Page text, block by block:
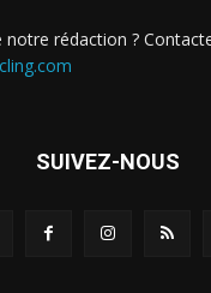
notre rédaction ?
SUIVEZ-NOUS